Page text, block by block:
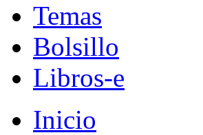
Temas
Bolsillo
Libros-e
Inicio